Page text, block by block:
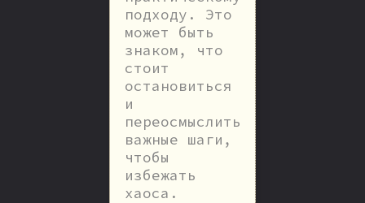
подходу. Это
может быть
знаком, что
стоит
остановиться
и
переосмыслить
важные шаги,
чтобы
избежать
хаоса.